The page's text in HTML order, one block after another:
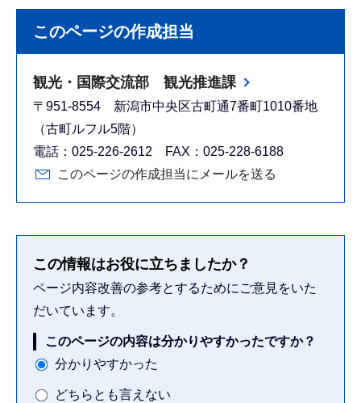
このページの作成担当
観光・国際交流部 観光推進課
〒951-8554 新潟市中央区古町通7番町1010番地
（古町ルフル5階）
電話：025-226-2612 FAX：025-228-6188
このページの作成担当にメールを送る
この情報はお役に立ちましたか？
ページ内容改善の参考とするためにご意見をいた
だいています。
このページの内容は分かりやすかったですか？
分かりやすかった
どちらとも言えない